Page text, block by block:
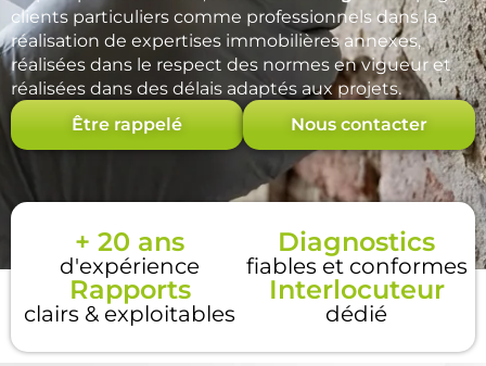
clients particuliers comme professionnels dans la
réalisation de expertises immobilières annexes,
réalisées dans le respect des normes en vigueur et
réalisées dans des délais adaptés aux projets.
Être rappelé Nous contacter
+ 20 ans
d'expérience
Diagnostics
fiables et conformes
Rapports
clairs & exploitables
Interlocuteur
dédié